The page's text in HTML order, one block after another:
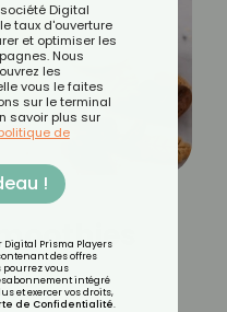
Digital
taux d'ouverture
et optimiser les
Nous
les
vous le faites
sur le terminal
savoir plus sur
de
!
Digital Prisma Players
des offres
pourrez vous
intégré
et exercer vos droits,
de Confidentialité.